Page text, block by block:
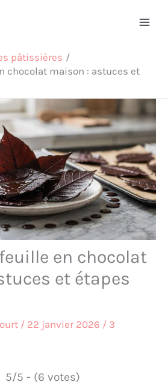
pâtissières
chocolat maison : astuces et
en chocolat
et étapes
/ 22 janvier 2026 / 3
5/5 - (6 votes)